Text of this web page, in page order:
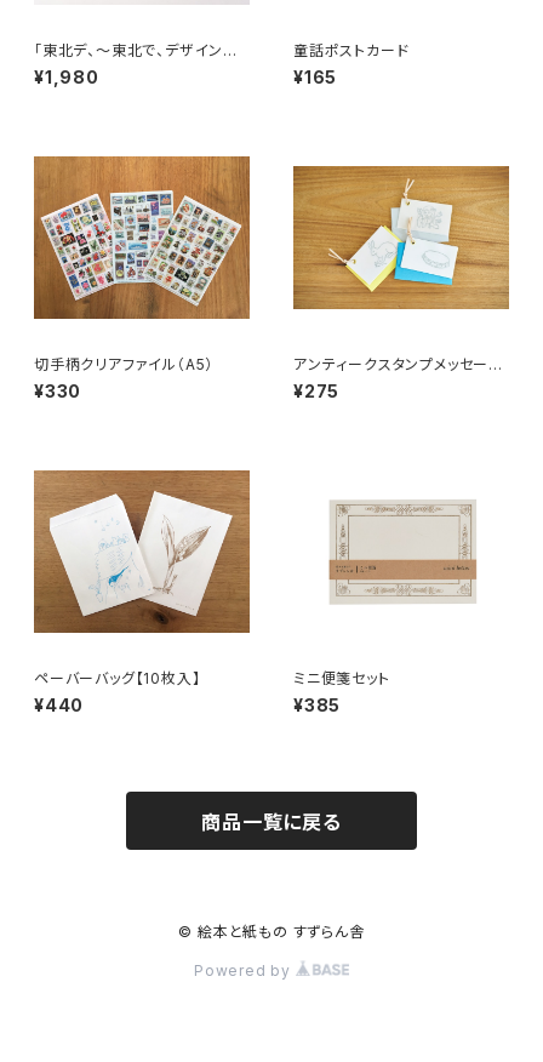
「東北デ、〜東北で、デザインす
るということ〜」
¥1,980
童話ポストカード
¥165
切手柄クリアファイル（A5）
¥330
アンティークスタンプメッセージ
カード
¥275
ペーバーバッグ【10枚入】
¥440
ミニ便箋セット
¥385
商品一覧に戻る
© 絵本と紙もの すずらん舎
Powered by